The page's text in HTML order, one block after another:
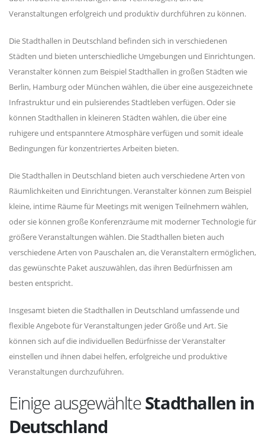
Veranstaltungen erfolgreich und produktiv durchführen zu können.
Die Stadthallen in Deutschland befinden sich in verschiedenen
Städten und bieten unterschiedliche Umgebungen und Einrichtungen.
Veranstalter können zum Beispiel Stadthallen in großen Städten wie
Berlin, Hamburg oder München wählen, die über eine ausgezeichnete
Infrastruktur und ein pulsierendes Stadtleben verfügen. Oder sie
können Stadthallen in kleineren Städten wählen, die über eine
ruhigere und entspanntere Atmosphäre verfügen und somit ideale
Bedingungen für konzentriertes Arbeiten bieten.
Die Stadthallen in Deutschland bieten auch verschiedene Arten von
Räumlichkeiten und Einrichtungen. Veranstalter können zum Beispiel
kleine, intime Räume für Meetings mit wenigen Teilnehmern wählen,
oder sie können große Konferenzräume mit moderner Technologie für
größere Veranstaltungen wählen. Die Stadthallen bieten auch
verschiedene Arten von Pauschalen an, die Veranstaltern ermöglichen,
das gewünschte Paket auszuwählen, das ihren Bedürfnissen am
besten entspricht.
Insgesamt bieten die Stadthallen in Deutschland umfassende und
flexible Angebote für Veranstaltungen jeder Größe und Art. Sie
können sich auf die individuellen Bedürfnisse der Veranstalter
einstellen und ihnen dabei helfen, erfolgreiche und produktive
Veranstaltungen durchzuführen.
Einige ausgewählteStadthallen in
Deutschland